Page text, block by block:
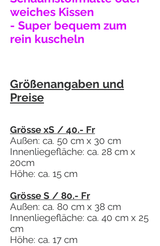
weiches Kissen
- Super bequem zum
rein kuscheln
Größenangaben und
Preise
Grösse xS / 40.- Fr
Außen: ca. 50 cm x 30 cm
Innenliegefläche: ca. 28 cm x
20cm
Höhe: ca. 15 cm
Grösse S / 80.- Fr
Außen: ca. 80 cm x 38 cm
Innenliegefläche: ca. 40 cm x 25
cm
Höhe: ca. 17 cm